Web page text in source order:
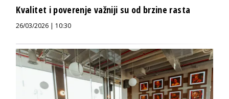
Kvalitet i poverenje važniji su od brzine rasta
26/03/2026 | 10:30